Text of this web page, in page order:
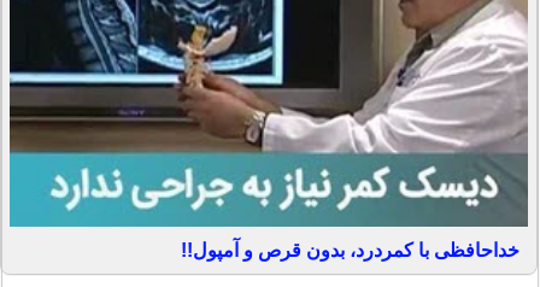
خداحافظی با کمردرد، بدون قرص و آمپول!!